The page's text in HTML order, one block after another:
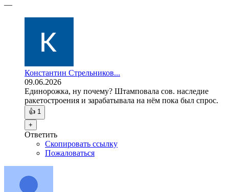
—
Константин Стрельников...
09.06.2026
Единорожка, ну почему? Штамповала сов. наследие
ракетостроения и зарабатывала на нём пока был спрос.
👍 1
+
Ответить
Скопировать ссылку
Пожаловаться